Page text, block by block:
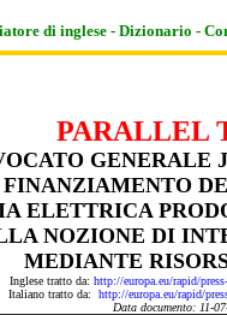
di inglese - Dizionario -
PARALLEL
ELETTRICA
NOZIONE DI
MEDIANTE
Inglese tratto da: http://europa.eu/rapid/
Italiano tratto da: http://europa.eu/rapid/
Data documento: 11-